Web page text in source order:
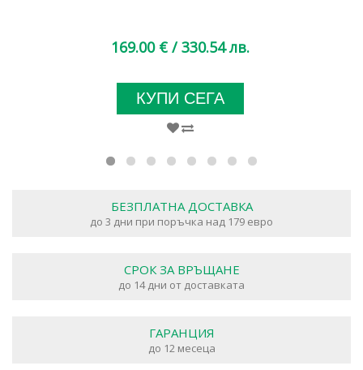
169.00 € / 330.54 лв.
КУПИ СЕГА
БЕЗПЛАТНА ДОСТАВКА
до 3 дни при поръчка над 179 евро
СРОК ЗА ВРЪЩАНЕ
до 14 дни от доставката
ГАРАНЦИЯ
до 12 месеца